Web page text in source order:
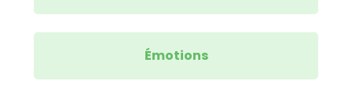
Émotions